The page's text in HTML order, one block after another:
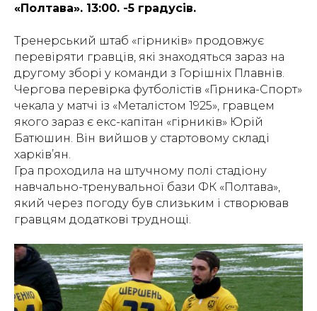
«Полтава». 13:00. -5 градусів.
Тренерський штаб «гірників» продовжує
перевіряти гравців, які знаходяться зараз на
другому зборі у команди з Горішніх Плавнів.
Чергова перевірка футболістів «Гірника-Спорт»
чекала у матчі із «Металістом 1925», гравцем
якого зараз є екс-капітан «гірників» Юрій
Батюшин. Він вийшов у стартовому складі
харків’ян.
Гра проходила на штучному полі стадіону
навчально-тренувальної бази ФК «Полтава»,
який через погоду був слизьким і створював
гравцям додаткові труднощі.